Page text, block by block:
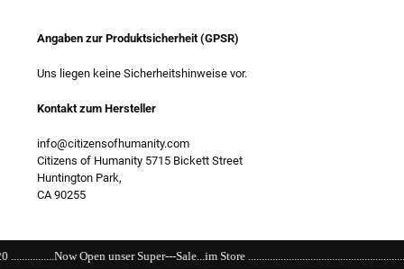
Angaben zur Produktsicherheit (GPSR)
Uns liegen keine Sicherheitshinweise vor.
Kontakt zum Hersteller
info@citizensofhumanity.com
Citizens of Humanity 5715 Bickett Street
Huntington Park,
CA 90255
Super---Sale...im Store